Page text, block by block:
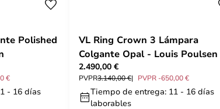
Polished
€
- 16 días
VL Ring Crown 3 Lámpara
Colgante Opal - Louis Poulsen
2.490,00 €
PVPR3.140,00 € PVPR -650,00 €
Tiempo de entrega: 11 - 16 días
laborables